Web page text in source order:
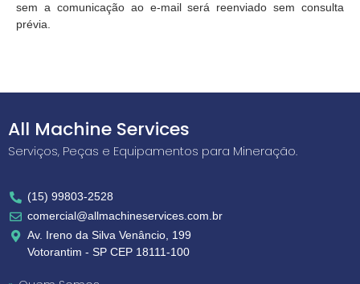
sem a comunicação ao e-mail será reenviado sem consulta
prévia.
All Machine Services
Serviços, Peças e Equipamentos para Mineração.
(15) 99803-2528
comercial@allmachineservices.com.br
Av. Ireno da Silva Venâncio, 199
Votorantim - SP CEP 18111-100